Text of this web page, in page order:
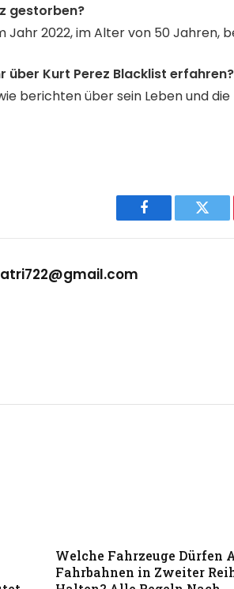
gestorben?
Jahr 2022, im Alter von 50 Jahren,
über Kurt Perez Blacklist erfahren?
berichten über sein Leben und
Facebook
Welche Fahrzeuge Dürfen
Fahrbahnen in Zweiter